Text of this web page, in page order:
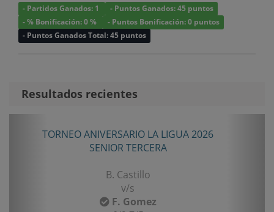
- Partidos Ganados: 1
- Puntos Ganados: 45 puntos
- % Bonificación: 0 %
- Puntos Bonificación: 0 puntos
- Puntos Ganados Total: 45 puntos
Resultados recientes
TORNEO ANIVERSARIO LA LIGUA 2026
SENIOR TERCERA
B. Castillo
F. Gomez